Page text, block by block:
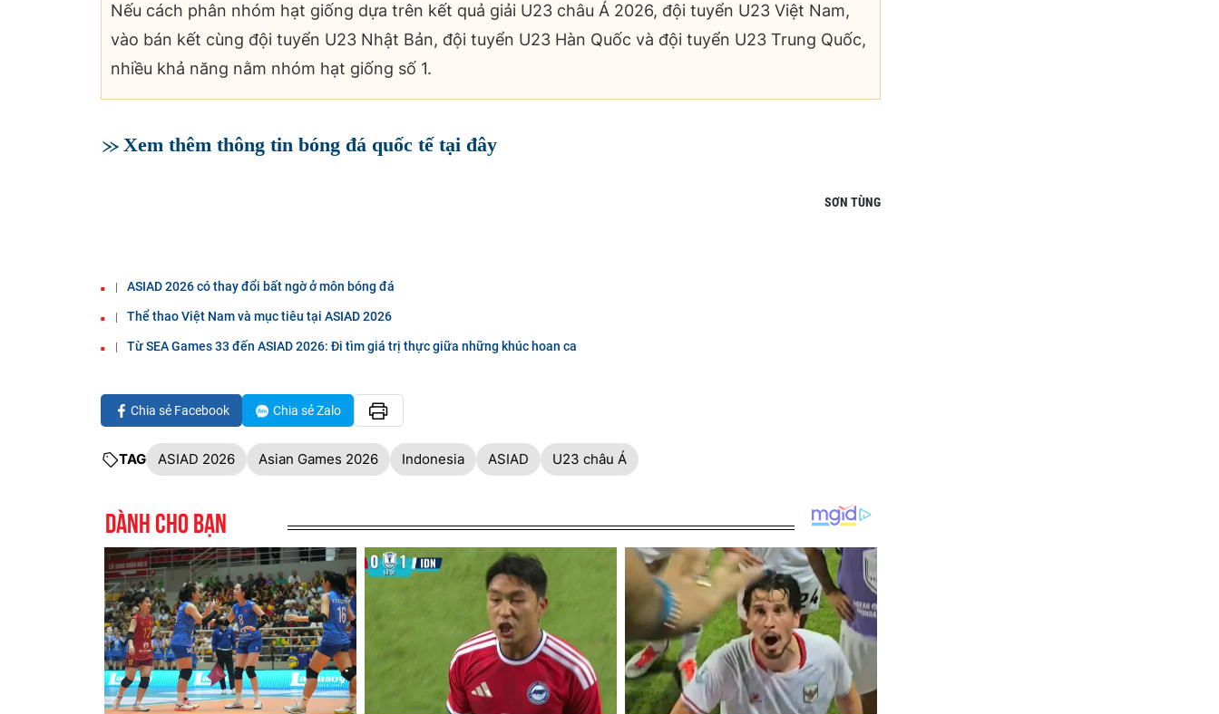
Nếu cách phân nhóm hạt giống dựa trên kết quả giải U23 châu Á 2026, đội tuyển U23 Việt Nam,
vào bán kết cùng đội tuyển U23 Nhật Bản, đội tuyển U23 Hàn Quốc và đội tuyển U23 Trung Quốc,
nhiều khả năng nằm nhóm hạt giống số 1.
Xem thêm thông tin bóng đá quốc tế tại đây
SƠN TÙNG
ASIAD 2026 có thay đổi bất ngờ ở môn bóng đá
Thể thao Việt Nam và mục tiêu tại ASIAD 2026
Từ SEA Games 33 đến ASIAD 2026: Đi tìm giá trị thực giữa những khúc hoan ca
Chia sẻ Facebook Chia sẻ Zalo
TAG ASIAD 2026 Asian Games 2026 Indonesia ASIAD U23 châu Á